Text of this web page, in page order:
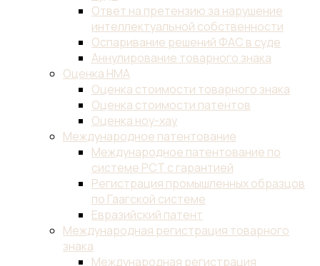
Ответ на претензию за нарушение
интеллектуальной собственности
Оспаривание решений ФАС в суде
Аннулирование товарного знака
Оценка НМА
Оценка стоимости товарного знака
Оценка стоимости патентов
Оценка ноу-хау
Международное патентование
Международное патентование по
системе PCT с гарантией
Регистрация промышленных образцов
по Гаагской системе
Евразийский патент
Международная регистрация товарного
знака
Международная регистрация